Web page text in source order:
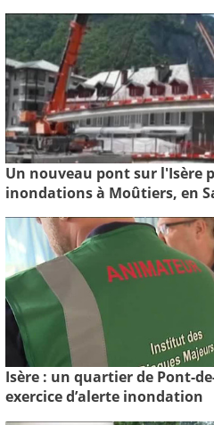
Un nouveau pont sur l'Isère
inondations à Moûtiers, en
Isère : un quartier de Pont-
exercice d’alerte inondation